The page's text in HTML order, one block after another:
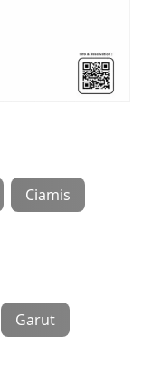
Ciamis
Garut